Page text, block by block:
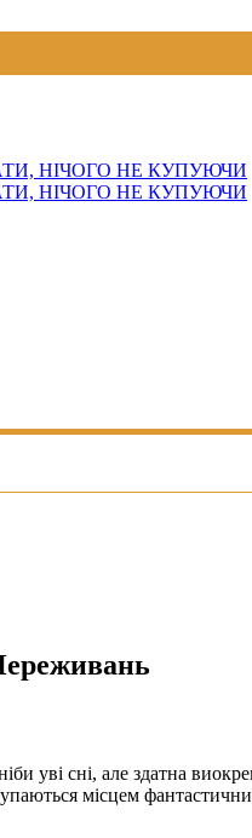
НІЧОГО НЕ КУПУЮЧИ
НІЧОГО НЕ КУПУЮЧИ
уві сні, але здатна
місцем